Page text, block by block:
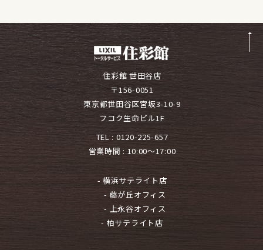
住彩館 世田谷店
〒156-0051
東京都世田谷区宮坂3-10-9
フコク生命ビル1F
TEL : 0120-225-657
営業時間 : 10:00～17:00
- 横浜サテライト店
- 藤が丘オフィス
- 上永谷オフィス
- 柏サテライト店